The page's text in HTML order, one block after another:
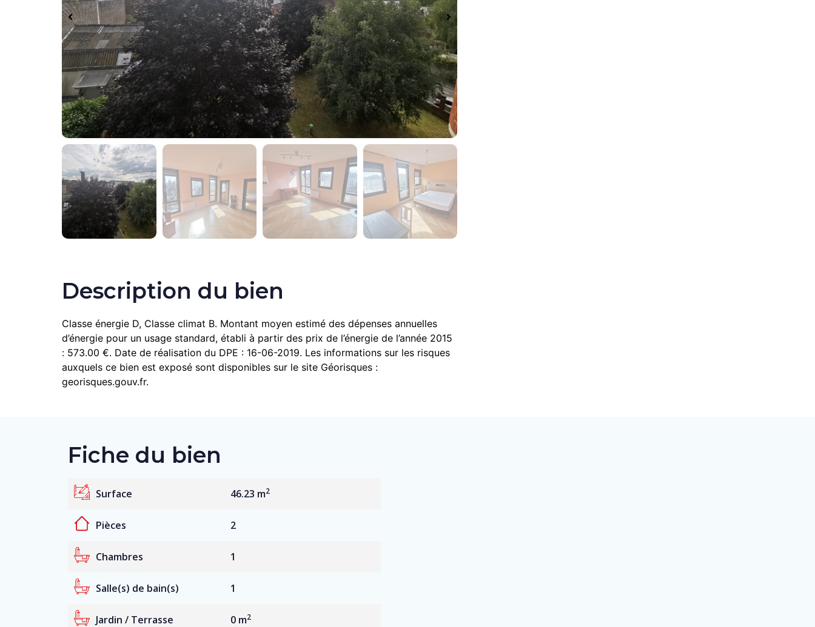
Description du bien
Classe énergie D, Classe climat B. Montant moyen estimé des dépenses annuelles
d’énergie pour un usage standard, établi à partir des prix de l’énergie de l’année 2015
: 573.00 €. Date de réalisation du DPE : 16-06-2019. Les informations sur les risques
auxquels ce bien est exposé sont disponibles sur le site Géorisques :
georisques.gouv.fr.
Fiche du bien
Surface 46.23 m2
Pièces 2
Chambres 1
Salle(s) de bain(s) 1
Jardin / Terrasse 0 m2